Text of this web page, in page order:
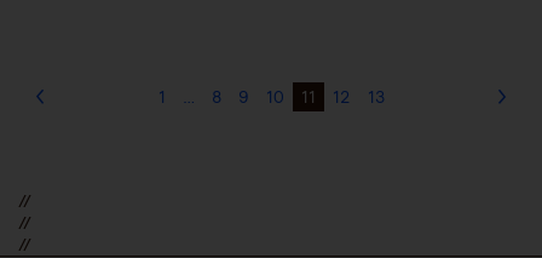
1 … 8 9 10 11 12 13
//
//
//